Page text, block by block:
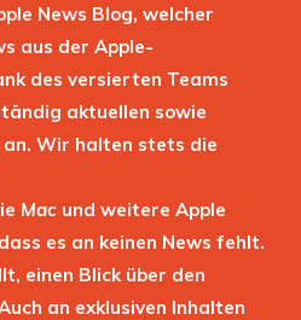
News Blog, welcher
aus der Apple-
des versierten Teams
aktuellen sowie
Wir halten stets die
Mac und weitere Apple
es an keinen News fehlt.
einen Blick über den
an exklusiven Inhalten